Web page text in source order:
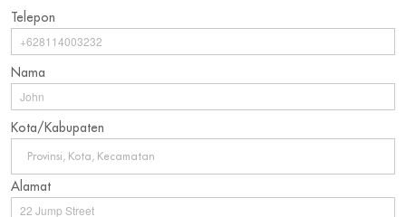
Telepon
Nama
Kota/Kabupaten
Provinsi, Kota, Kecamatan
Alamat